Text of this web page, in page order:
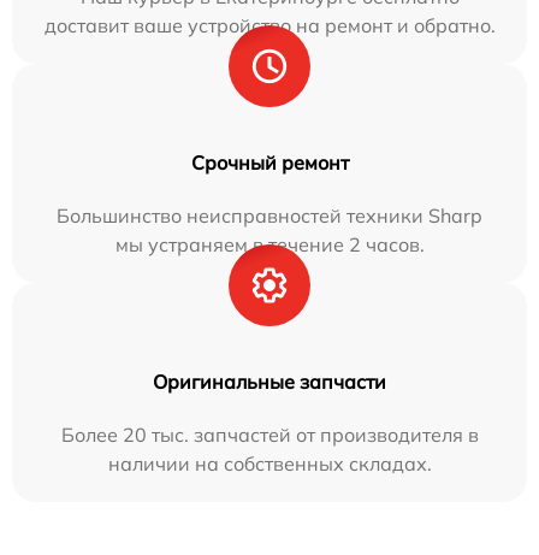
доставит ваше устройство на ремонт и обратно.
Срочный ремонт
Большинство неисправностей техники Sharp
мы устраняем в течение 2 часов.
Оригинальные запчасти
Более 20 тыс. запчастей от производителя в
наличии на собственных складах.